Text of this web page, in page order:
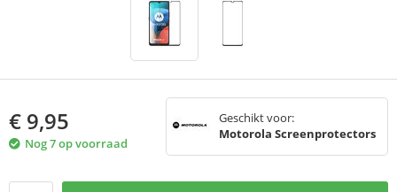
€ 9,95
Nog 7 op voorraad
Geschikt voor:
Motorola Screenprotectors